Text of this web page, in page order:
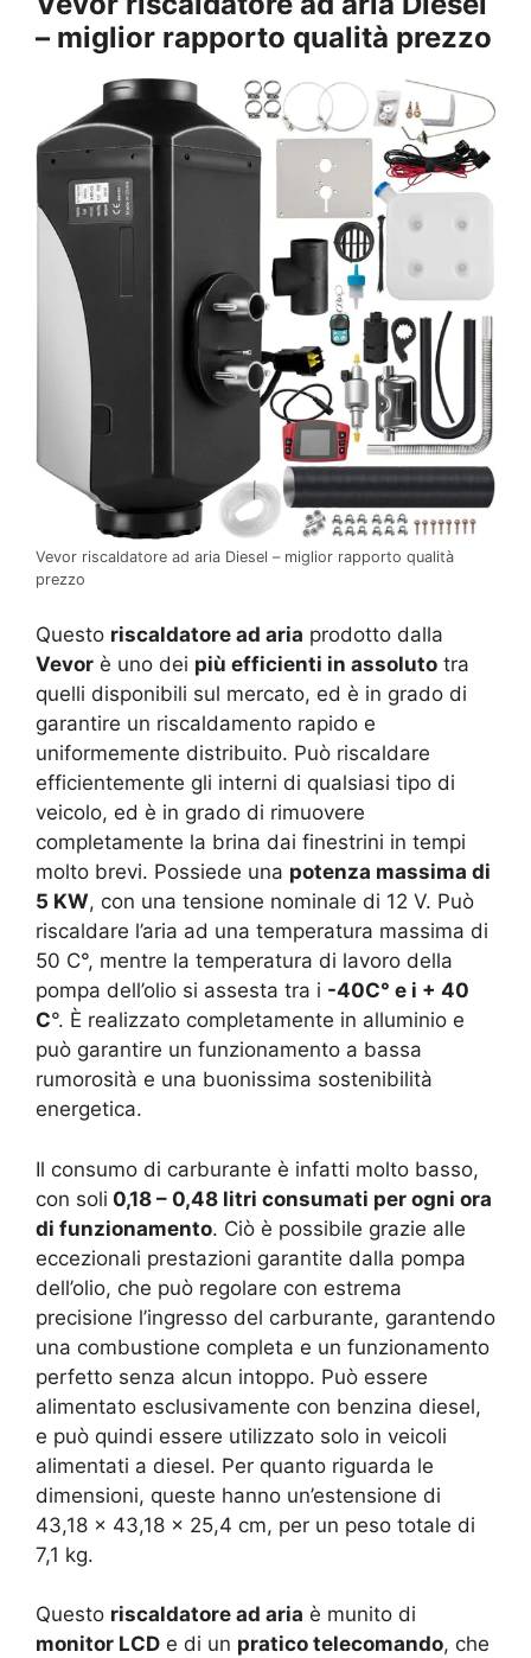
– miglior rapporto qualità prezzo
Vevor riscaldatore ad aria Diesel – miglior rapporto qualità
prezzo
Questo riscaldatore ad aria prodotto dalla
Vevor è uno dei più efficienti in assoluto tra
quelli disponibili sul mercato, ed è in grado di
garantire un riscaldamento rapido e
uniformemente distribuito. Può riscaldare
efficientemente gli interni di qualsiasi tipo di
veicolo, ed è in grado di rimuovere
completamente la brina dai finestrini in tempi
molto brevi. Possiede una potenza massima di
5 KW, con una tensione nominale di 12 V. Può
riscaldare l’aria ad una temperatura massima di
50 C°, mentre la temperatura di lavoro della
pompa dell’olio si assesta tra i -40C° e i + 40
C°. È realizzato completamente in alluminio e
può garantire un funzionamento a bassa
rumorosità e una buonissima sostenibilità
energetica.
Il consumo di carburante è infatti molto basso,
con soli 0,18 – 0,48 litri consumati per ogni ora
di funzionamento. Ciò è possibile grazie alle
eccezionali prestazioni garantite dalla pompa
dell’olio, che può regolare con estrema
precisione l’ingresso del carburante, garantendo
una combustione completa e un funzionamento
perfetto senza alcun intoppo. Può essere
alimentato esclusivamente con benzina diesel,
e può quindi essere utilizzato solo in veicoli
alimentati a diesel. Per quanto riguarda le
dimensioni, queste hanno un’estensione di
43,18 x 43,18 x 25,4 cm, per un peso totale di
7,1 kg.
Questo riscaldatore ad aria è munito di
monitor LCD e di un pratico telecomando, che